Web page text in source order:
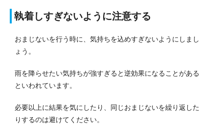
執着しすぎないように注意する
おまじないを行う時に、気持ちを込めすぎないようにしまし
ょう。
雨を降らせたい気持ちが強すぎると逆効果になることがある
といわれています。
必要以上に結果を気にしたり、同じおまじないを繰り返した
りするのは避けてください。